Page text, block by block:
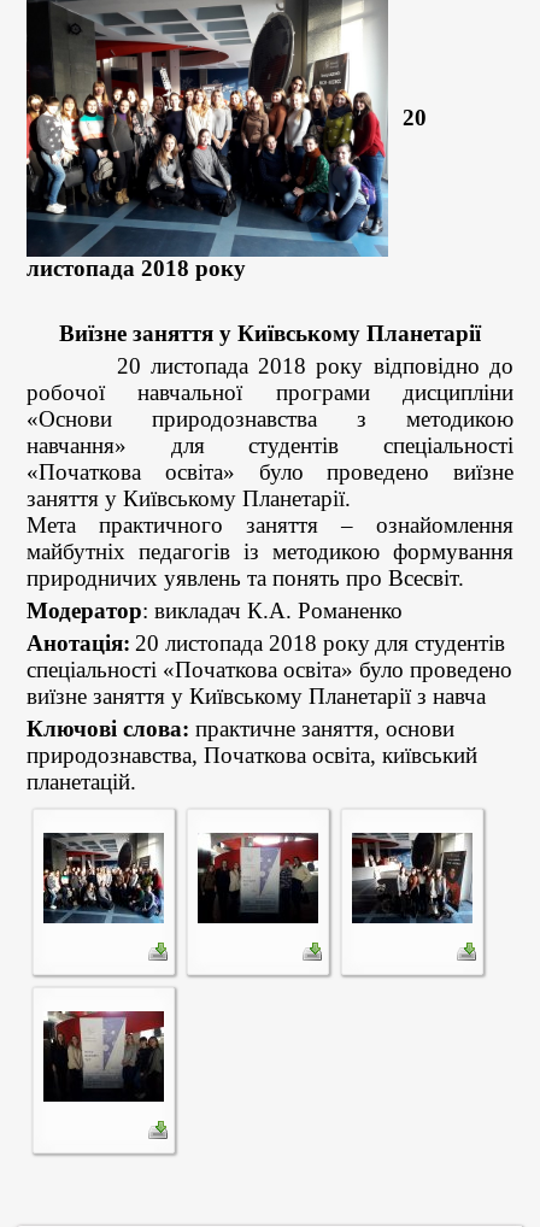
20
листопада 2018 року
Виїзне заняття у Київському Планетарії
20 листопада 2018 року відповідно до
робочої навчальної програми дисципліни
«Основи природознавства з методикою
навчання» для студентів спеціальності
«Початкова освіта» було проведено виїзне
заняття у Київському Планетарії.
Мета практичного заняття – ознайомлення
майбутніх педагогів із методикою формування
природничих уявлень та понять про Всесвіт.
Модератор: викладач К.А. Романенко
Анотація: 20 листопада 2018 року для студентів
спеціальності «Початкова освіта» було проведено
виїзне заняття у Київському Планетарії з навча
Ключові слова: практичне заняття, основи
природознавства, Початкова освіта, київський
планетацій.